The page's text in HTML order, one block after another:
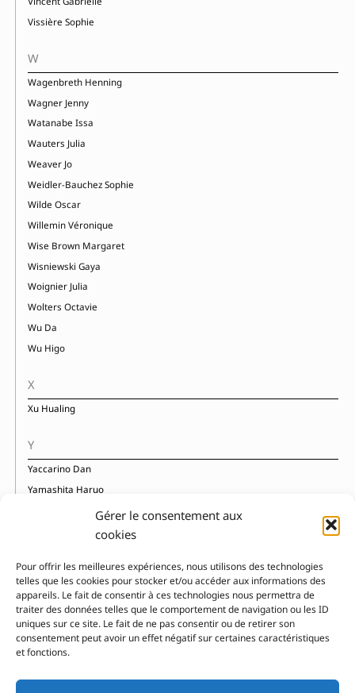
Gérer le consentement aux
cookies
Pour offrir les meilleures expériences, nous utilisons des technologies
telles que les cookies pour stocker et/ou accéder aux informations des
appareils. Le fait de consentir à ces technologies nous permettra de
traiter des données telles que le comportement de navigation ou les ID
uniques sur ce site. Le fait de ne pas consentir ou de retirer son
consentement peut avoir un effet négatif sur certaines caractéristiques
et fonctions.
Vissière Sophie
W
Wagenbreth Henning
Wagner Jenny
Watanabe Issa
Wauters Julia
Weaver Jo
Weidler-Bauchez Sophie
Wilde Oscar
Willemin Véronique
Wise Brown Margaret
Wisniewski Gaya
Woignier Julia
Wolters Octavie
Wu Da
Wu Higo
X
Xu Hualing
Y
Yaccarino Dan
Yamashita Haruo
Yoshida Toshi
Yourcenar Marguerite